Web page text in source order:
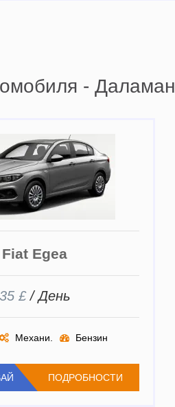
- Даламан
Fiat Egea
35 £/ День
Механи. Бензин
ПОДРОБНОСТИ